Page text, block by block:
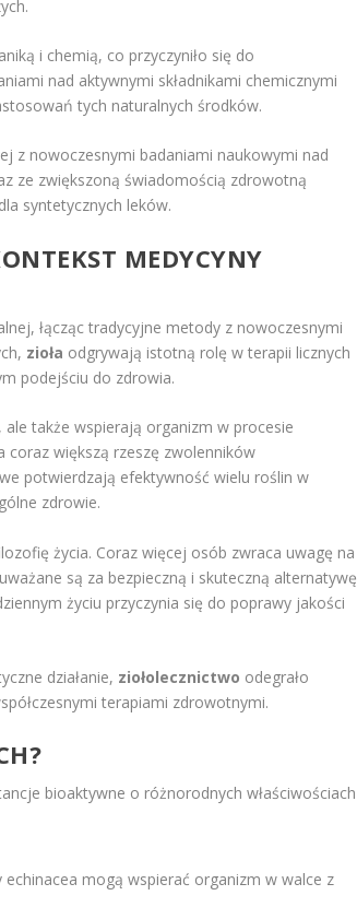
i chemią, co przyczyniło się do
nad aktywnymi składnikami chemicznymi
tych naturalnych środków.
z nowoczesnymi badaniami naukowymi nad
ze zwiększoną świadomością zdrowotną
dla syntetycznych leków.
MEDYCYNY
łącząc tradycyjne metody z nowoczesnymi
zioła odgrywają istotną rolę w terapii licznych
podejściu do zdrowia.
także wspierają organizm w procesie
coraz większą rzeszę zwolenników
potwierdzają efektywność wielu roślin w
zdrowie.
życia. Coraz więcej osób zwraca uwagę na
uważane są za bezpieczną i skuteczną alternatywę
życiu przyczynia się do poprawy jakości
działanie, ziołolecznictwo odegrało
terapiami zdrowotnymi.
bioaktywne o różnorodnych właściwościach
echinacea mogą wspierać organizm w walce z